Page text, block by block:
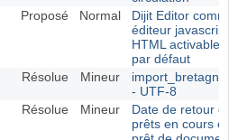
Proposé Normal
Dijit Editor
éditeur javascript
HTML activable
par défaut
Résolue Mineur
- UTF-8
Résolue Mineur
Date de retour
prêts en cours